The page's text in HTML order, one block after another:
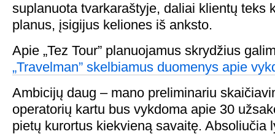
suplanuota tvarkaraštyje, daliai klientų teks
planus, įsigijus keliones iš anksto.
Apie „Tez Tour” planuojamus skrydžius
„Travelman” skelbiamus duomenys apie
Ambicijų daug – mano preliminariu
operatorių kartu bus vykdoma apie 30
pietų kurortus kiekvieną savaitę. Absoliučia